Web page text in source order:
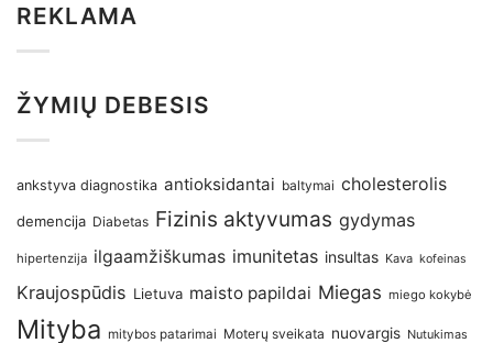
REKLAMA
ŽYMIŲ DEBESIS
ankstyva diagnostika antioksidantai baltymai cholesterolis
demencija Diabetas Fizinis aktyvumas gydymas
hipertenzija ilgaamžiškumas imunitetas insultas Kava kofeinas
Kraujospūdis Lietuva maisto papildai Miegas miego kokybė
Mityba mitybos patarimai Moterų sveikata nuovargis Nutukimas